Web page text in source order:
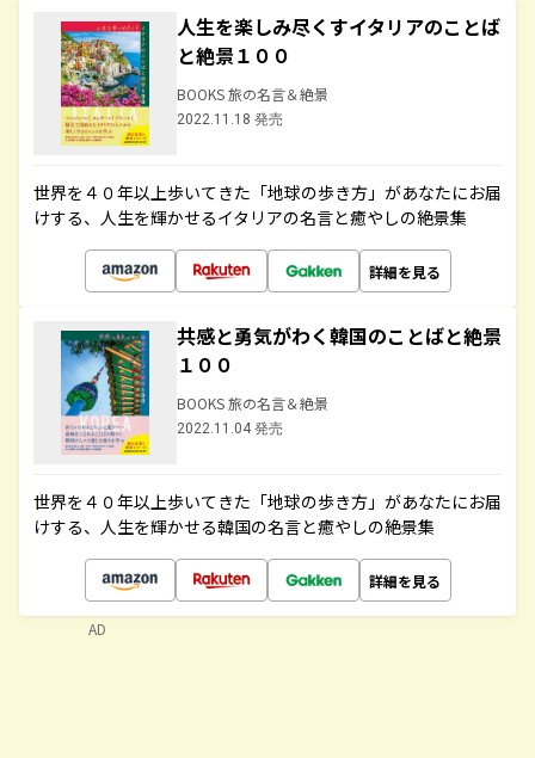
人生を楽しみ尽くすイタリアのことば
と絶景１００
BOOKS 旅の名言＆絶景
2022.11.18 発売
世界を４０年以上歩いてきた「地球の歩き方」があなたにお届
けする、人生を輝かせるイタリアの名言と癒やしの絶景集
詳細を見る
共感と勇気がわく韓国のことばと絶景
１００
BOOKS 旅の名言＆絶景
2022.11.04 発売
世界を４０年以上歩いてきた「地球の歩き方」があなたにお届
けする、人生を輝かせる韓国の名言と癒やしの絶景集
詳細を見る
AD